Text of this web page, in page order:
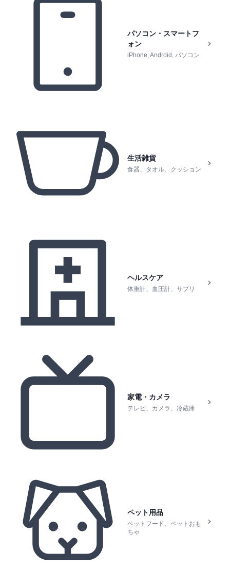
パソコン・スマートフ
ォン
iPhone, Android, パソコン
生活雑貨
食器、タオル、クッション
ヘルスケア
体重計、血圧計、サプリ
家電・カメラ
テレビ、カメラ、冷蔵庫
ペット用品
ペットフード、ペットおも
ちゃ